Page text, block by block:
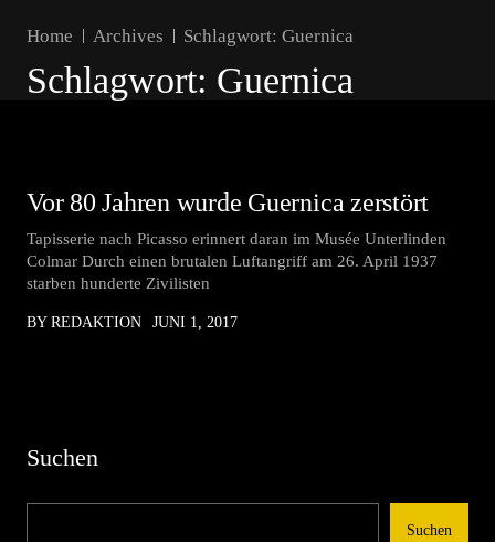
Home Archives Schlagwort: Guernica
Schlagwort: Guernica
Vor 80 Jahren wurde Guernica zerstört
Tapisserie nach Picasso erinnert daran im Musée Unterlinden
Colmar Durch einen brutalen Luftangriff am 26. April 1937
starben hunderte Zivilisten
BY REDAKTION JUNI 1, 2017
Suchen
Suchen